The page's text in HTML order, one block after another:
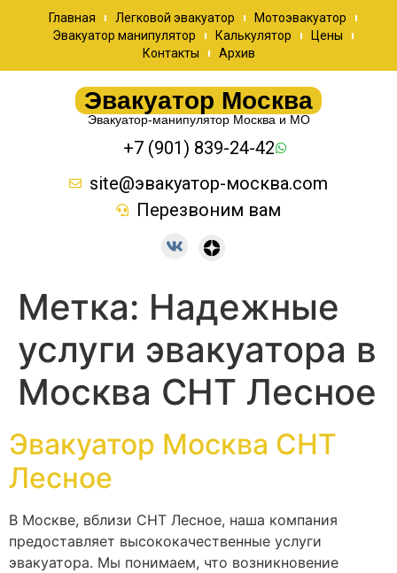
Главная Легковой эвакуатор
Мотоэвакуатор
Эвакуатор манипулятор
Калькулятор
Цены
Контакты
Архив
Эвакуатор Москва
Эвакуатор-манипулятор Москва и МО
+7 (901) 839-24-42
site@эвакуатор-москва.com
Перезвоним вам
Метка: Надежные
услуги эвакуатора в
Москва СНТ Лесное
Эвакуатор Москва СНТ
Лесное
В Москве, вблизи СНТ Лесное, наша компания
предоставляет высококачественные услуги
эвакуатора. Мы понимаем, что возникновение